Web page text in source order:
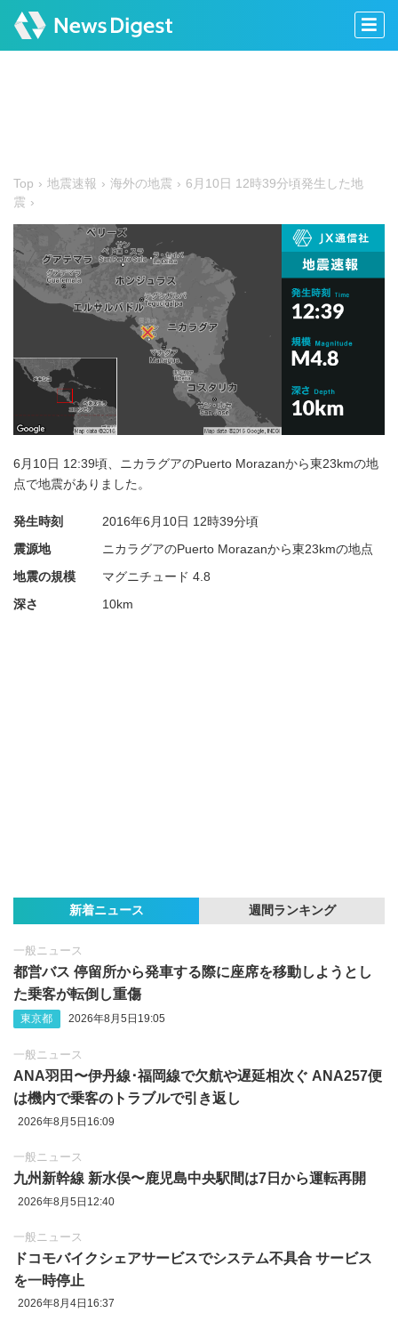
Top 地震速報 海外の地震
6月10日 12時39分頃発生した地
震
6月10日 12:39頃、ニカラグアのPuerto Morazanから東23kmの地
点で地震がありました。
発生時刻 2016年6月10日 12時39分頃
震源地
ニカラグアのPuerto Morazanから東23kmの地点
地震の規模
マグニチュード 4.8
深さ
10km
新着ニュース 週間ランキング
一般ニュース
都営バス 停留所から発車する際に座席を移動しようとし
た乗客が転倒し重傷
東京都 2026年8月5日19:05
一般ニュース
ANA羽田〜伊丹線･福岡線で欠航や遅延相次ぐ ANA257便
は機内で乗客のトラブルで引き返し
2026年8月5日16:09
一般ニュース
九州新幹線 新水俣〜鹿児島中央駅間は7日から運転再開
2026年8月5日12:40
一般ニュース
ドコモバイクシェアサービスでシステム不具合 サービス
を一時停止
2026年8月4日16:37